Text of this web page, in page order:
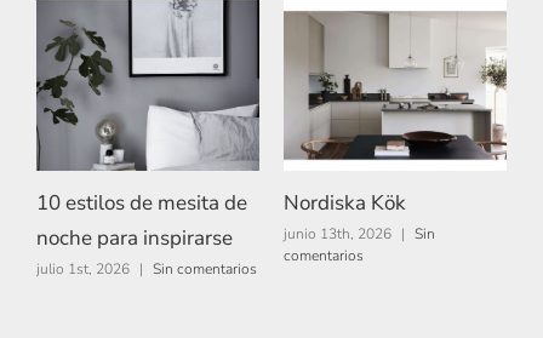
10 estilos de mesita de
noche para inspirarse
julio 1st, 2026 | Sin comentarios
Nordiska Kök
junio 13th, 2026 | Sin
comentarios